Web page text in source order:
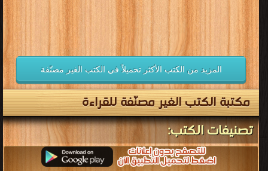
المزيد من الكتب الأكثر تحميلاً في الكتب الغير مصنّفة
مكتبة الكتب الغير مصنّفة للقراءة
تصنيفات الكتب: